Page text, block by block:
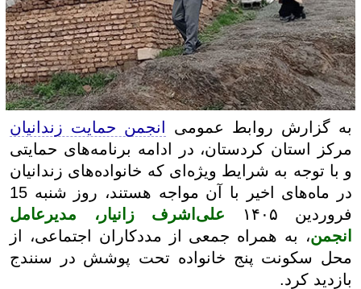
به گزارش روابط عمومی
انجمن حمایت زندانیان
مرکز استان کردستان، در ادامه برنامه‌های حمایتی
و با توجه به شرایط ویژه‌ای که خانواده‌های زندانیان
در ماه‌های اخیر با آن مواجه هستند، روز شنبه 15
فروردین ۱۴۰۵
علی‌اشرف زانیار، مدیرعامل
انجمن، به همراه جمعی از مددکاران اجتماعی، از
محل سکونت پنج خانواده تحت پوشش در سنندج
بازدید کرد.